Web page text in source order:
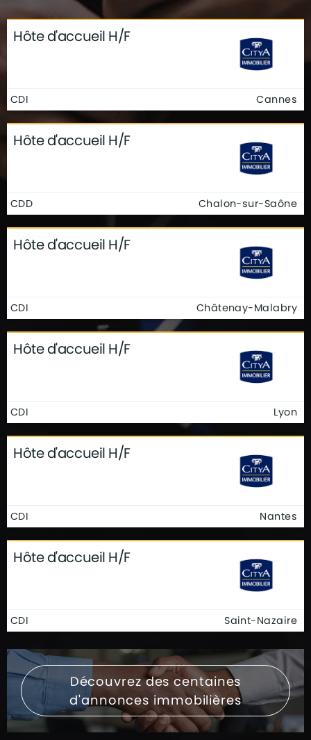
Hôte d'accueil H/F
CDI Cannes
Hôte d'accueil H/F
CDD Chalon-sur-Saône
Hôte d'accueil H/F
CDI Châtenay-Malabry
Hôte d'accueil H/F
CDI Lyon
Hôte d'accueil H/F
CDI Nantes
Hôte d'accueil H/F
CDI Saint-Nazaire
Découvrez des centaines
d'annonces immobilières